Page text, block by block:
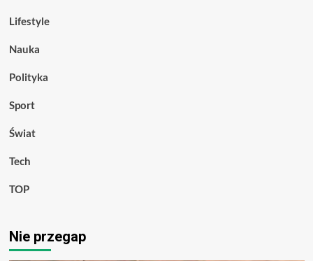
Lifestyle
Nauka
Polityka
Sport
Świat
Tech
TOP
Nie przegap